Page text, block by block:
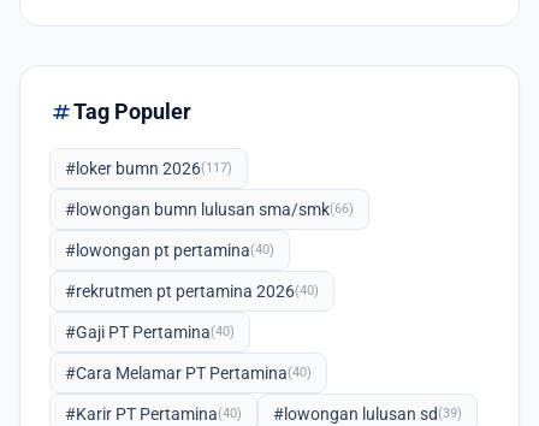
tagTag Populer
#loker bumn 2026(117)
#lowongan bumn lulusan sma/smk(66)
#lowongan pt pertamina(40)
#rekrutmen pt pertamina 2026(40)
#Gaji PT Pertamina(40)
#Cara Melamar PT Pertamina(40)
#Karir PT Pertamina(40) #lowongan lulusan sd(39)